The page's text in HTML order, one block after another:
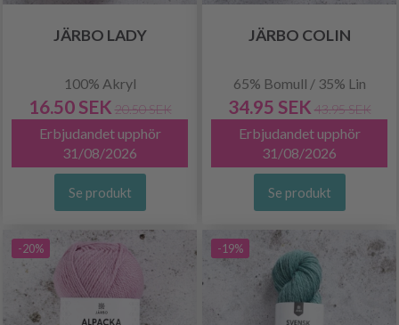
JÄRBO LADY
100% Akryl
16.50 SEK 20.50 SEK
Erbjudandet upphör
31/08/2026
Se produkt
JÄRBO COLIN
65% Bomull / 35% Lin
34.95 SEK 43.95 SEK
Erbjudandet upphör
31/08/2026
Se produkt
-20% -19%